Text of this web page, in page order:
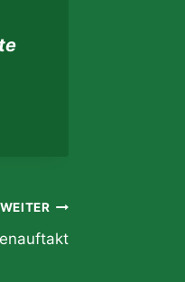
WEITER